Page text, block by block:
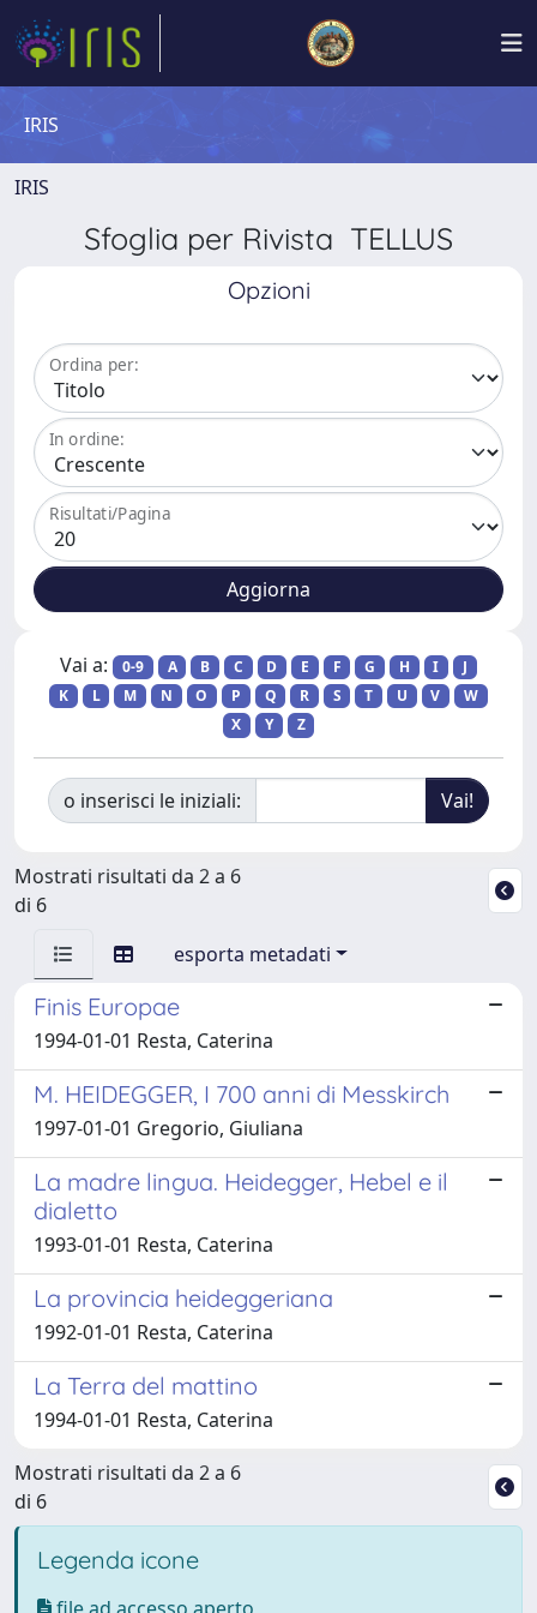
IRIS
IRIS
Sfoglia per Rivista TELLUS
Opzioni
Ordina per:
In ordine:
Risultati/Pagina
Vai a: 0-9 A B C D E F G H I
J
K
L M N O P Q R S T U V
W
X
Y Z
o inserisci le iniziali:
Mostrati risultati da 2 a 6
di 6
esporta metadati
Finis Europae
1994-01-01 Resta, Caterina
M. HEIDEGGER, I 700 anni di Messkirch
1997-01-01 Gregorio, Giuliana
La madre lingua. Heidegger, Hebel e il
dialetto
1993-01-01 Resta, Caterina
La provincia heideggeriana
1992-01-01 Resta, Caterina
La Terra del mattino
1994-01-01 Resta, Caterina
Mostrati risultati da 2 a 6
di 6
Legenda icone
file ad accesso aperto